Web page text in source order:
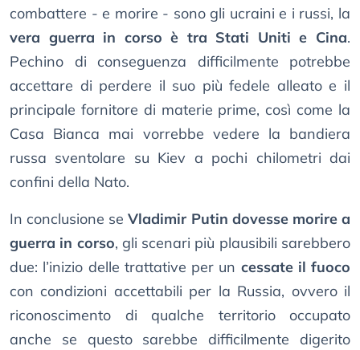
combattere - e morire - sono gli ucraini e i russi, la
vera guerra in corso è tra Stati Uniti e Cina.
Pechino di conseguenza difficilmente potrebbe
accettare di perdere il suo più fedele alleato e il
principale fornitore di materie prime, così come la
Casa Bianca mai vorrebbe vedere la bandiera
russa sventolare su Kiev a pochi chilometri dai
confini della Nato.
In conclusione seVladimir Putin dovesse morire a
guerra in corso, gli scenari più plausibili sarebbero
due: l’inizio delle trattative per un cessate il fuoco
con condizioni accettabili per la Russia, ovvero il
riconoscimento di qualche territorio occupato
anche se questo sarebbe difficilmente digerito